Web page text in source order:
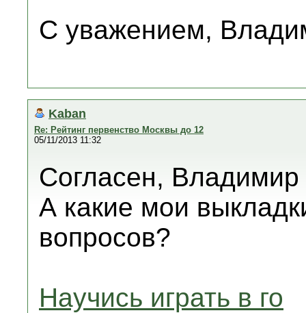
С уважением,
Kaban
Re: Рейтинг первенство Москвы до 12
05/11/2013 11:32
Согласен,
А какие мои
вопросов?
Научись играть в го